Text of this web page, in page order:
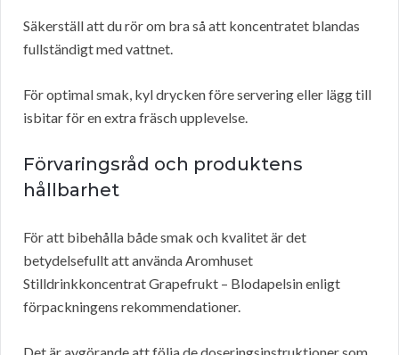
Säkerställ att du rör om bra så att koncentratet blandas
fullständigt med vattnet.
För optimal smak, kyl drycken före servering eller lägg till
isbitar för en extra fräsch upplevelse.
Förvaringsråd och produktens
hållbarhet
För att bibehålla både smak och kvalitet är det
betydelsefullt att använda Aromhuset
Stilldrinkkoncentrat Grapefrukt – Blodapelsin enligt
förpackningens rekommendationer.